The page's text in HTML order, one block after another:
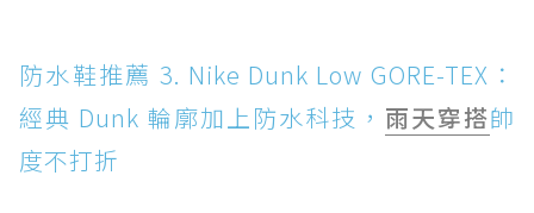
防水鞋推薦 3. Nike Dunk Low GORE-TEX：
經典 Dunk 輪廓加上防水科技， 雨天穿搭帥
度不打折